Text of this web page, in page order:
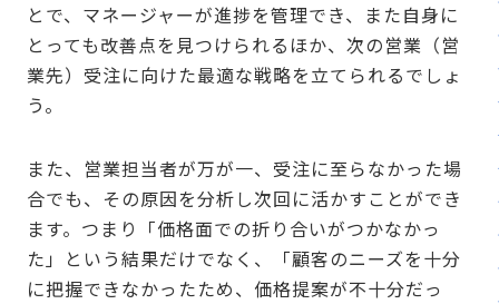
とで、マネージャーが進捗を管理でき、また自身に
とっても改善点を見つけられるほか、次の営業（営
業先）受注に向けた最適な戦略を立てられるでしょ
う。
また、営業担当者が万が一、受注に至らなかった場
合でも、その原因を分析し次回に活かすことができ
ます。つまり「価格面での折り合いがつかなかっ
た」という結果だけでなく、「顧客のニーズを十分
に把握できなかったため、価格提案が不十分だっ